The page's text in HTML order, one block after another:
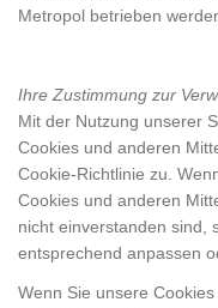
Metropol betrieben
Ihre Zustimmung zur
Mit der Nutzung unserer
Cookies und anderen
Cookie-Richtlinie zu.
Cookies und anderen
nicht einverstanden sind,
entsprechend anpassen
Wenn Sie unsere